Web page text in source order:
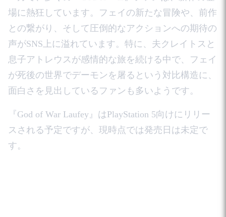
場に熱狂しています。フェイの新たな冒険や、前作
との繋がり、そして圧倒的なアクションへの期待の
声がSNS上に溢れています。特に、夫クレイトスと
息子アトレウスが感情的な旅を続ける中で、フェイ
が死後の世界でデーモンを屠るという対比構造に、
面白さを見出しているファンも多いようです。
『God of War Laufey』はPlayStation 5向けにリリー
スされる予定ですが、現時点では発売日は未定で
す。